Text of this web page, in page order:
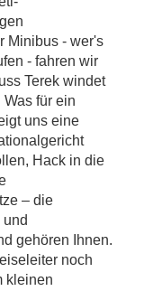
Minibus - wer's
- fahren wir
Terek windet
für ein
uns eine
Hack in die
– die
gehören Ihnen.
noch
kleinen